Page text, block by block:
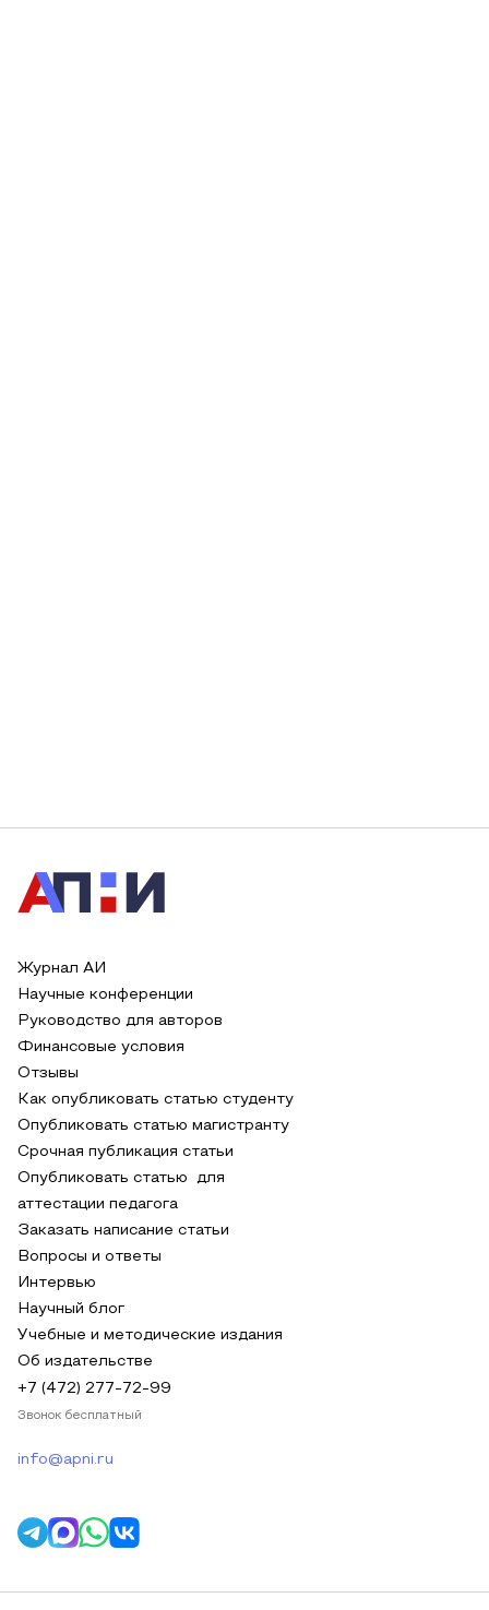
Журнал АИ
Научные конференции
Руководство для авторов
Финансовые условия
Отзывы
Как опубликовать статью студенту
Опубликовать статью магистранту
Срочная публикация статьи
Опубликовать статью для
аттестации педагога
Заказать написание статьи
Вопросы и ответы
Интервью
Научный блог
Учебные и методические издания
Об издательстве
+7 (472) 277-72-99
Звонок бесплатный
info@apni.ru